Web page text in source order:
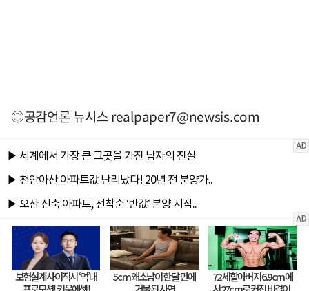
◎공감언론 뉴시스realpaper7@newsis.com